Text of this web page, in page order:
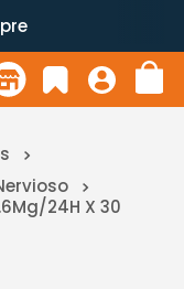
24H X 30